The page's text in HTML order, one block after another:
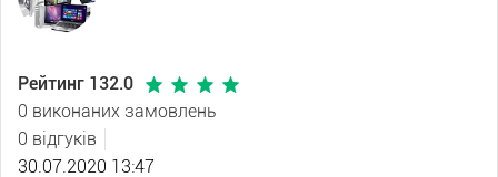
Рейтинг 132.0
0 виконаних замовлень
0 відгуків
30.07.2020 13:47